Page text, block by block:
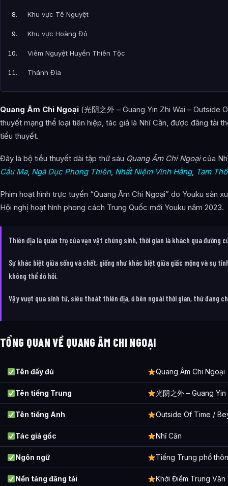
Khu vực Tế Nguyệt
Khu vực Hoàng Đô
Viêm Nguyệt Huyền Thiên Tộc
Thánh Địa
Thần Linh
Đệ Ngũ Tinh Hoàn (Vành Đai Sao Thứ Năm)
Hệ thống tu luyện Tiên Tu
Danh sách Công Pháp và Thuật Pháp Thần Thông
Nam Hoàng Châu
Vành Đai Sao Thứ Năm
Các chủng tộc
Thánh Lan Tộc
Diễm Nguyệt Huyền Thiên Tộc (Huyền Thiên Đại Vu Tộc)
Danh sách bảo vật
Địa lý thông tin
Danh sách các chương
Ảnh về Quang Âm Chi Ngoại
Bài Viết Liên Quan
Câu Hỏi Thường Gặp
Quang Âm Chi Ngoại (光阴之外 – Guang Yin Zhi Wai – Outside
thuyết mạng thể loại tiên hiệp, tác giả là Nhĩ Căn, được đăng tải
tiểu thuyết.
Đây là bộ tiểu thuyết dài tập thứ sáu Quang Âm Chi Ngoạicủa
Cầu Ma, Ngã Dục Phong Thiên, Nhất Niệm Vĩnh Hằng, Tam
Phim hoạt hình trực tuyến “Quang Âm Chi Ngoại” do Youku sản
Hội nghị hoạt hình phong cách Trung Quốc mới Youku năm 2023.
Thiên địa là quán trọ của vạn vật chúng sinh, thời gian là khách qua đường
Sự khác biệt giữa sống và chết, giống như khác biệt giữa giấc mộng và sự
không thể dò hỏi.
Vậy vượt qua sinh tử, siêu thoát thiên địa, ở bên ngoài thời gian, thứ đang
TỔNG QUAN VỀ QUANG ÂM CHI NGOẠI
Tên đầy đủ Quang Âm Chi Ngoại
Tên tiếng Trung 光阴之外 – Guang
Tên tiếng Anh Outside Of Time /
Tác giả gốc Nhĩ Căn
Ngôn ngữ Tiếng Trung phổ
Nền tảng đăng tải Khởi Điểm Trung